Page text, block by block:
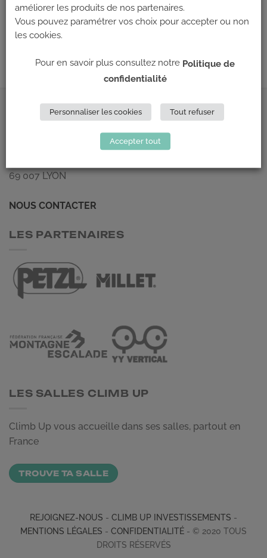
Les commentaires et les rétroliens sont actuellement fermés.
←
Précédent
ADRESSE
Climb Up (Siège social)
69 007 LYON
NOUS CONTACTER
LES PARTENAIRES
LES SALLES CLIMB UP
Climb Up vous accueille dans ses salles, partout en
France
TROUVE TA SALLE
REJOIGNEZ-NOUS - CLIMB UP INVESTISSEMENTS -
MENTIONS LÉGALES - CONFIDENTIALITÉ - © 2020 TOUS
DROITS RÉSERVÉS
améliorer les produits de nos partenaires.
Vous pouvez paramétrer vos choix pour accepter ou non
les cookies.
Pour en savoir plus consultez notre Politique de
confidentialité
Personnaliser les cookies Tout refuser
Accepter tout